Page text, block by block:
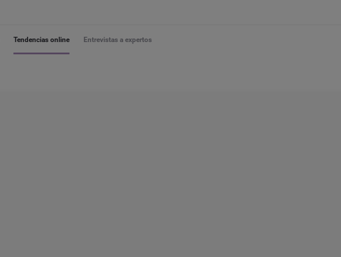
Tendencias online Entrevistas a expertos